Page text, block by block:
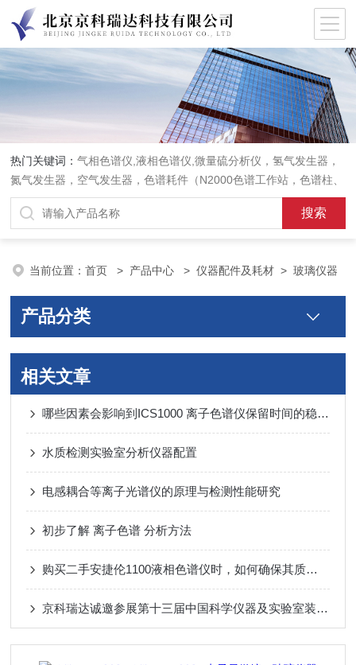
热门关键词：气相色谱仪,液相色谱仪,微量硫分析仪，氢气发生器，
氮气发生器，空气发生器，色谱耗件（N2000色谱工作站，色谱柱、
阀件、进样器、色谱担体），顶空进样器，热解析仪，紫外分光光度
计，原子吸收分光光度计，傅立叶红外光谱仪，分析天平等常规实验
当前位置：首页 > 产品中心 >仪器配件及耗材 >玻璃仪器
产品分类
相关文章
哪些因素会影响到ICS1000 离子色谱仪保留时间的稳定？
水质检测实验室分析仪器配置
电感耦合等离子光谱仪的原理与检测性能研究
初步了解 离子色谱 分析方法
购买二手安捷伦1100液相色谱仪时，如何确保其质量？
京科瑞达诚邀参展第十三届中国科学仪器及实验室装备展览会